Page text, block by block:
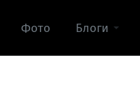
Фото Блоги